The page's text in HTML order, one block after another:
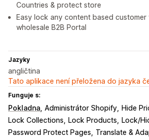
Countries & protect store
Easy lock any content based customer
wholesale B2B Portal
Jazyky
angličtina
Tato aplikace není přeložena do jazyka
Funguje s:
Pokladna Administrátor Shopify
Hide
Lock Collections
Lock Products
Lock/
Password Protect Pages
Translate &